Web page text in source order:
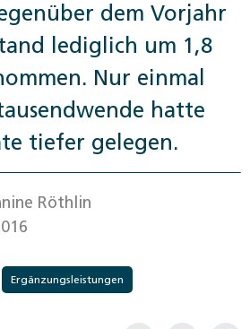
dem Vorjahr
lediglich um 1,8
Nur einmal
hatte
tiefer gelegen.
Röthlin
Ergänzungsleistungen